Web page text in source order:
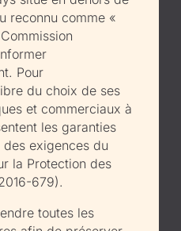
reconnu comme «
Pour
du choix de ses
et commerciaux à
les garanties
exigences du
la Protection des
679).
toutes les